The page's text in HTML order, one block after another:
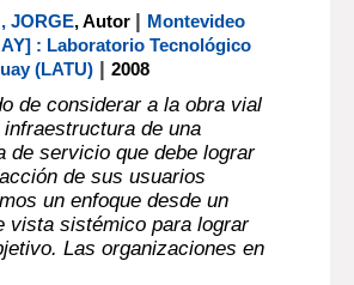
JORGE, Autor | Montevideo
: Laboratorio Tecnológico
(LATU) |2008
de considerar a la obra vial
de una
de servicio que debe lograr
de sus usuarios
un enfoque desde un
vista sistémico para lograr
Las organizaciones en